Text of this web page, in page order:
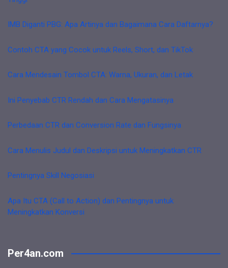
IMB Diganti PBG: Apa Artinya dan Bagaimana Cara Daftarnya?
Contoh CTA yang Cocok untuk Reels, Short, dan TikTok
Cara Mendesain Tombol CTA: Warna, Ukuran, dan Letak
Ini Penyebab CTR Rendah dan Cara Mengatasinya
Perbedaan CTR dan Conversion Rate dan Fungsinya
Cara Menulis Judul dan Deskripsi untuk Meningkatkan CTR
Pentingnya Skill Negosiasi
Apa Itu CTA (Call to Action) dan Pentingnya untuk
Meningkatkan Konversi
Per4an.com